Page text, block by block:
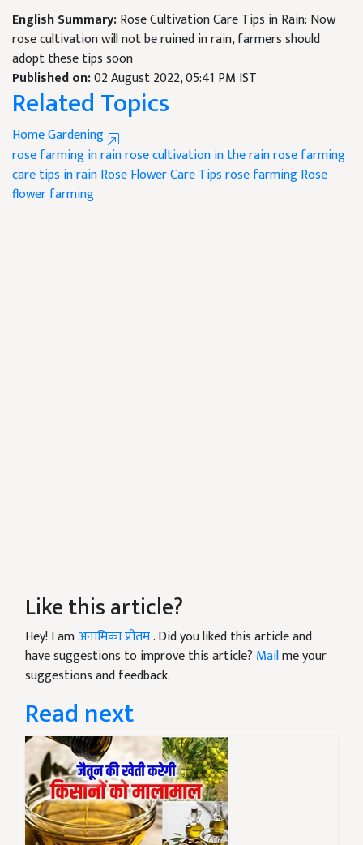
English Summary:Rose Cultivation Care Tips in Rain: Now
rose cultivation will not be ruined in rain, farmers should
adopt these tips soon
Published on:02 August 2022, 05:41 PM IST
Related Topics
Home Gardening
rose farming in rainrose cultivation in the rainrose farming
care tips in rainRose Flower Care Tipsrose farmingRose
flower farming
Like this article?
Hey! I amअनामिका प्रीतम. Did you liked this article and
have suggestions to improve this article? Mailme your
suggestions and feedback.
Read next